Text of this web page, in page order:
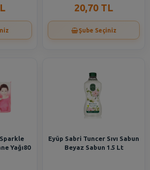
20,70 TL
Şube Seçiniz
Yağı80
Eyüp Sabri Tuncer Sıvı Sabun
Beyaz Sabun 1.5 Lt